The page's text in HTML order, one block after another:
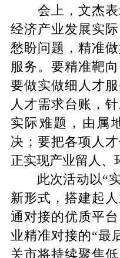
会 上 ，文杰
经济产业发展实
愁盼问题，精准
服务。要精准靶
要做实做细人才
人才需求台账，
实际难题，由属
决；要把各项人
正实现产业留人、
此次活动以“
新形式，搭建起
通对接的优质平
业精准对接的“最
关市将持续聚焦